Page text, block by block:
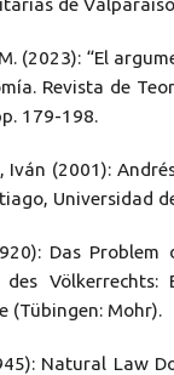
M. (2023): “El
Revista de
179-198.
Iván (2001):
Universidad
Das
Völkerrechts:
(Tübingen: Mohr).
Natural Law